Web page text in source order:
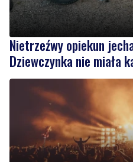
Nietrzeźwy opiekun
Dziewczynka nie miała